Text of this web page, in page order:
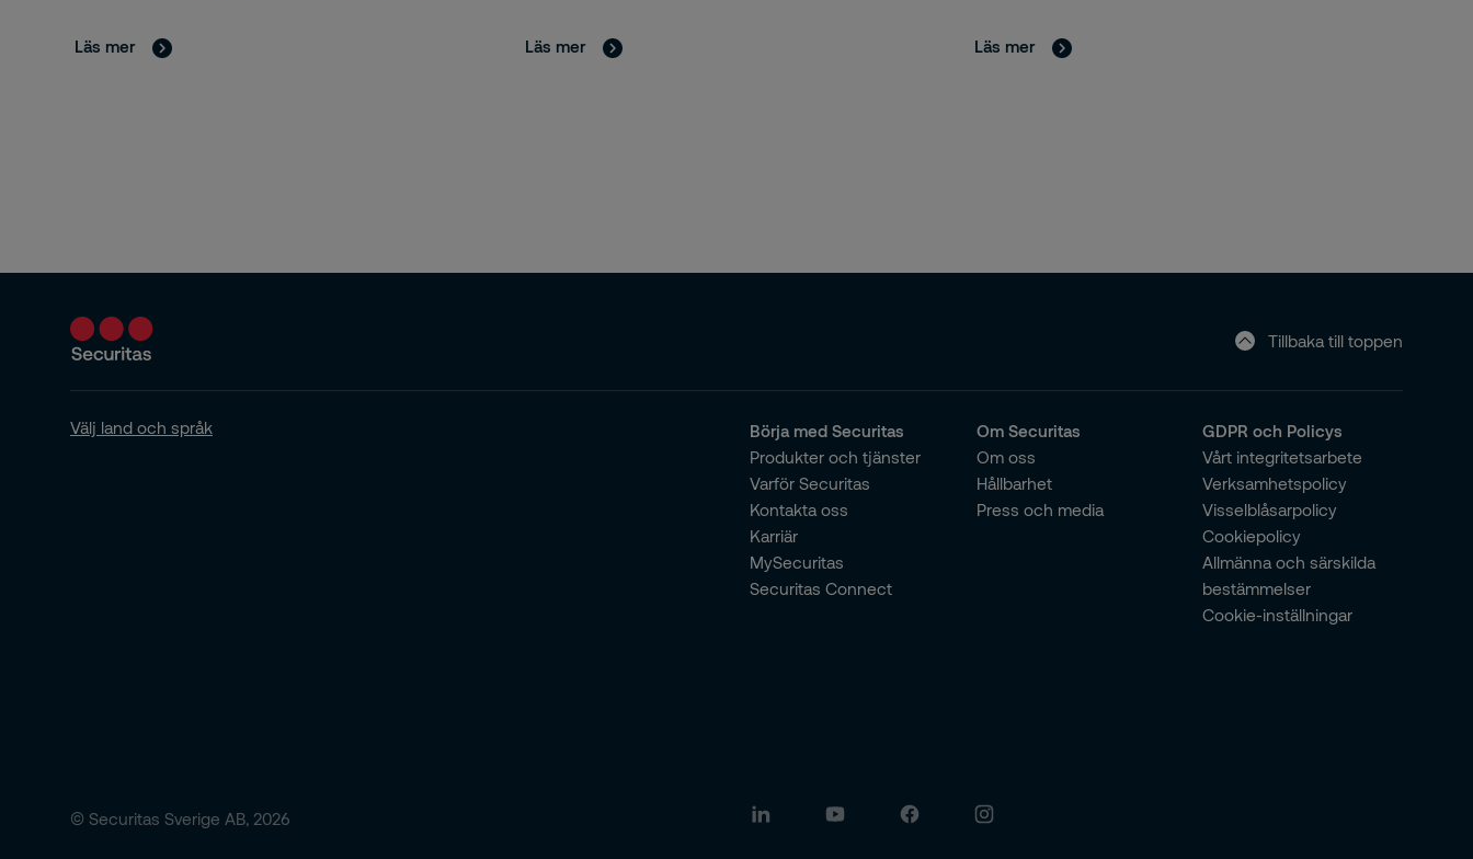
Läs mer Läs mer Läs mer
Tillbaka till toppen
Välj land och språk
Börja med Securitas
Produkter och tjänster
Varför Securitas
Kontakta oss
Karriär
MySecuritas
Securitas Connect
Om Securitas
Om oss
Hållbarhet
Press och media
GDPR och Policys
Vårt integritetsarbete
Verksamhetspolicy
Visselblåsarpolicy
Cookiepolicy
Allmänna och särskilda
bestämmelser
Cookie-inställningar
© Securitas Sverige AB, 2026